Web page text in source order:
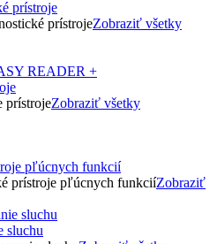
prístroje
prístrojeZobraziť všetky
prístrojeZobraziť všetky
pľúcnych funkcií
prístroje pľúcnych funkciíZobraziť
sluchu